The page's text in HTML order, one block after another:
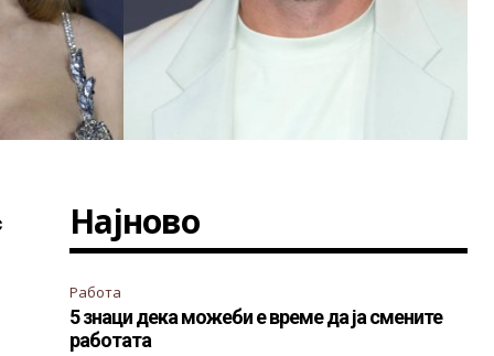
Најново
Работа
5 знаци дека можеби е време да ја смените
работата